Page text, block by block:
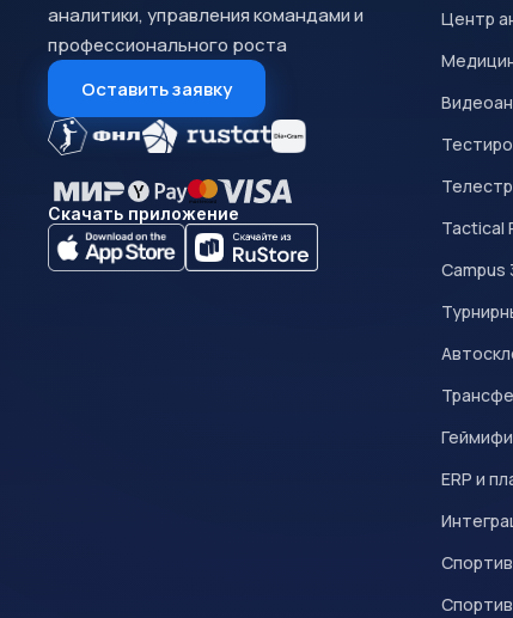
аналитики, управления командами и
профессионального роста
Оставить заявку
Скачать приложение
Центр
Tactical
Campus
ERP и